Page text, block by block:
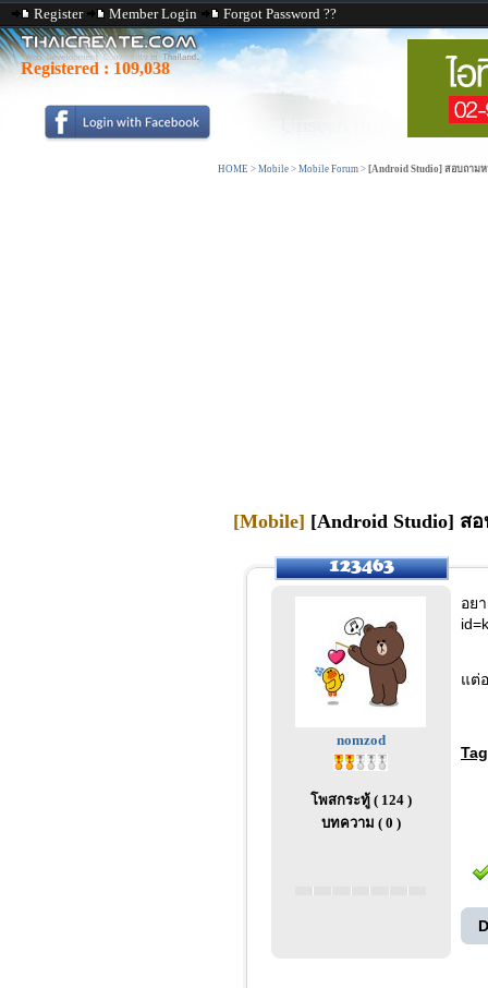
Register Member Login Forgot Password ??
Registered : 109,038
HOME > Mobile > Mobile Forum > [Android Studio] สอบถาม
[Mobile] [Android Studio] ส
nomzod
โพสกระทู้ ( 124 )
บทความ ( 0 )
อย
แต่
Tag